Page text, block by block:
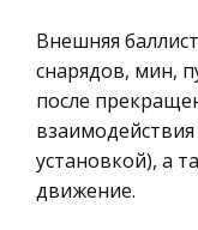
Философия
логических
изображать
плоскости
классной
Внешняя
снарядов, мин,
после
установкой), а
движение.